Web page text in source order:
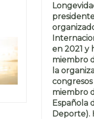
en 2021 y
miembro
la
congresos
miembro
Española
Deporte).